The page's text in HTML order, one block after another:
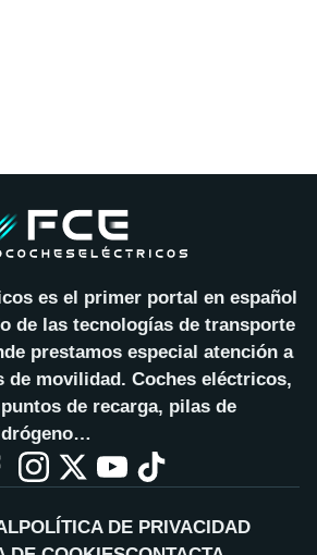
es el primer portal en español
de las tecnologías de transporte
prestamos especial atención a
de movilidad. Coches eléctricos,
de recarga, pilas de
POLÍTICA DE PRIVACIDAD